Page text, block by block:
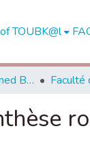
TOUBK@l
Université Sidi Mohamed Ben Abdellah de Fès